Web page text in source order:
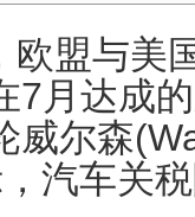
欧盟与美
7月达成
威尔森
汽车关